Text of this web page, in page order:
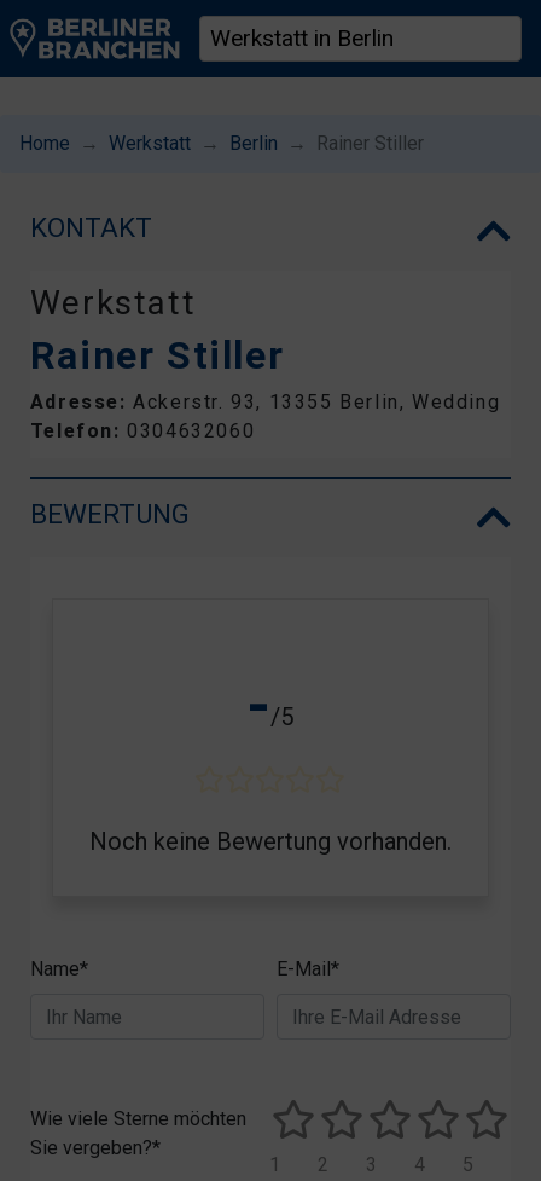
Home Werkstatt Berlin Rainer Stiller
KONTAKT
Werkstatt
Rainer Stiller
Adresse:Ackerstr. 93, 13355 Berlin, Wedding
Telefon: 0304632060
BEWERTUNG
-/5
Noch keine Bewertung vorhanden.
Name* E-Mail*
Wie viele Sterne möchten
Sie vergeben?*
5
4
3
2
1